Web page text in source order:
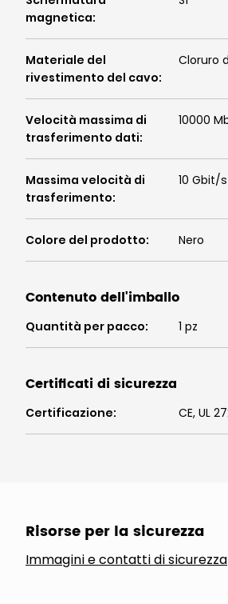
magnetica:
Materiale del
rivestimento del cavo:
Cloruro
Velocità massima di
trasferimento dati:
10000
Massima velocità di
trasferimento:
10 Gbit/s
Colore del prodotto: Nero
Contenuto dell'imballo
Quantità per pacco: 1 pz
Certificati di sicurezza
Certificazione: CE, UL
Risorse per la sicurezza
Immagini e contatti di sicurezza